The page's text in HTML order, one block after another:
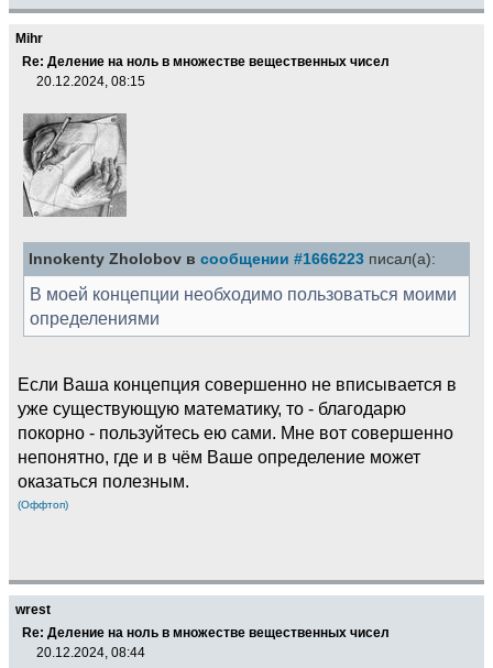
Mihr
Re: Деление на ноль в множестве вещественных чисел
20.12.2024, 08:15
Innokenty Zholobov в сообщении #1666223 писал(а):
В моей концепции необходимо пользоваться моими
определениями
Если Ваша концепция совершенно не вписывается в
уже существующую математику, то - благодарю
покорно - пользуйтесь ею сами. Мне вот совершенно
непонятно, где и в чём Ваше определение может
оказаться полезным.
(Оффтоп)
wrest
Re: Деление на ноль в множестве вещественных чисел
20.12.2024, 08:44